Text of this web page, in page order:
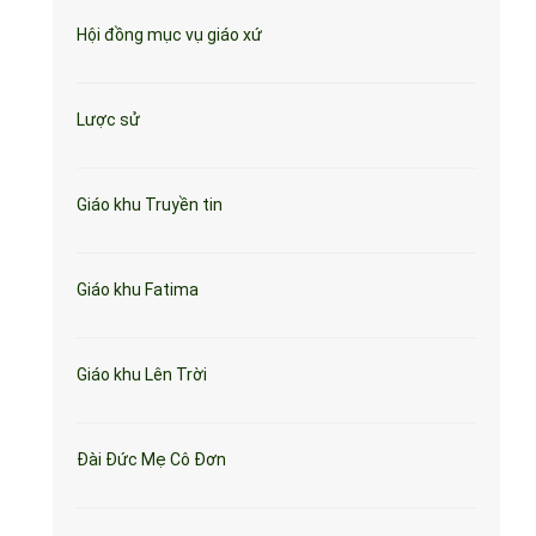
Hội đồng mục vụ giáo xứ
Lược sử
Giáo khu Truyền tin
Giáo khu Fatima
Giáo khu Lên Trời
Đài Đức Mẹ Cô Đơn